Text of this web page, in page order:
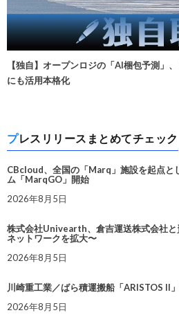
【独自】オープンロジの「AI梱包予測」
にも活用本格化
プレスリリースまとめてチェック
CBcloud、全国の「Marq」施設を起点と
ム「MarqGO」開始
2026年8月5日
株式会社Univearth、倉吉運送株式会社
ネットワークを拡大〜
2026年8月5日
川崎重工業／ばら積運搬船「ARISTOS II
2026年8月5日